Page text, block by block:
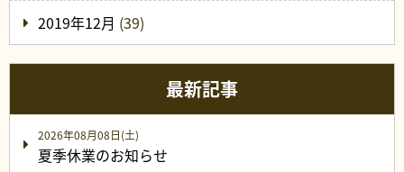
2019年12月 (39)
最新記事
2026年08月08日(土)
夏季休業のお知らせ